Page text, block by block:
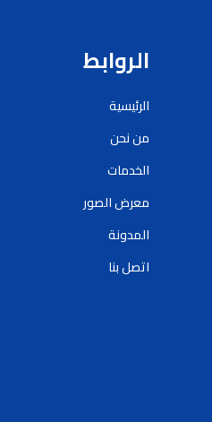
الروابط
الرئيسية
من نحن
الخدمات
معرض الصور
المدونة
اتصل بنا